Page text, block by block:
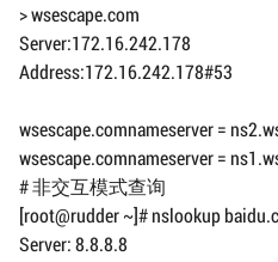
> wsescape.com
Server:172.16.242.178
Address:172.16.242.178#53
wsescape.comnameserver =
wsescape.comnameserver =
# 非交互模式查询
[root@rudder ~]# nslookup
Server: 8.8.8.8